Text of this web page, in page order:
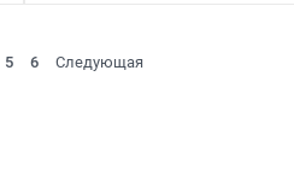
5 6 Следующая